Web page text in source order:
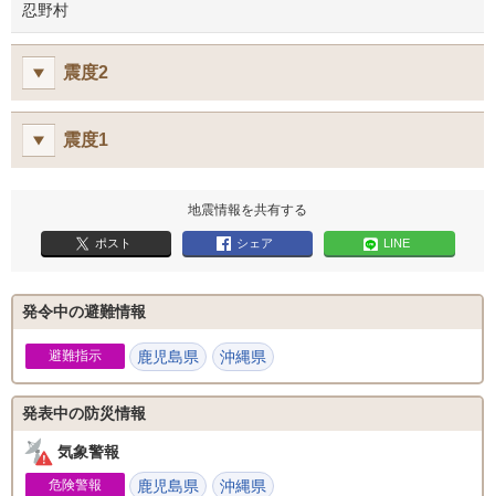
忍野村
震度2
震度1
地震情報を共有する
ポスト シェア LINE
発令中の避難情報
避難指示 鹿児島県 沖縄県
発表中の防災情報
気象警報
危険警報 鹿児島県 沖縄県